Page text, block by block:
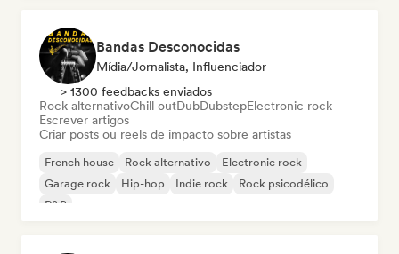
Bandas Desconocidas
Mídia/Jornalista, Influenciador
> 1300 feedbacks enviados
Rock alternativoChill outDubDubstepElectronic rock
Escrever artigos
Criar posts ou reels de impacto sobre artistas
French house Rock alternativo
Electronic rock
Garage rock
Hip-hop Indie rock
Rock psicodélico
R&B